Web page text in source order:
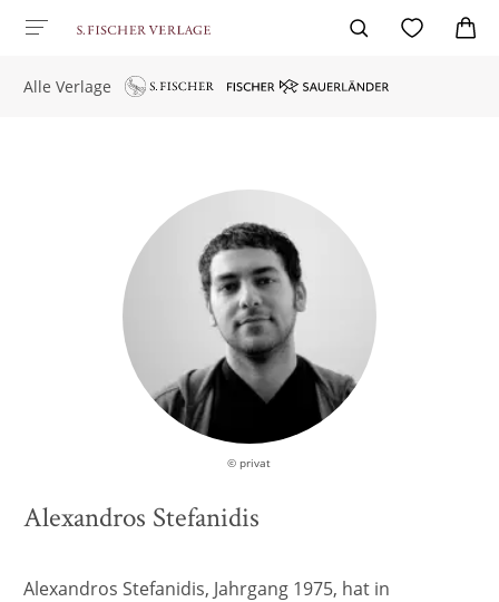
Alle Verlage
© privat
Alexandros Stefanidis
Alexandros Stefanidis, Jahrgang 1975, hat in